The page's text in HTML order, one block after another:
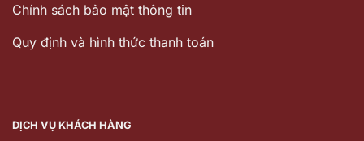
Chính sách bảo mật thông tin
Quy định và hình thức thanh toán
DỊCH VỤ KHÁCH HÀNG